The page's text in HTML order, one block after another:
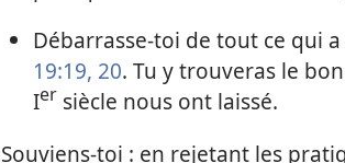
Débarrasse-toi de tout ce qui
19:19, 20. Tu y trouveras le
Iersiècle nous ont laissé.
Souviens-toi : en rejetant les